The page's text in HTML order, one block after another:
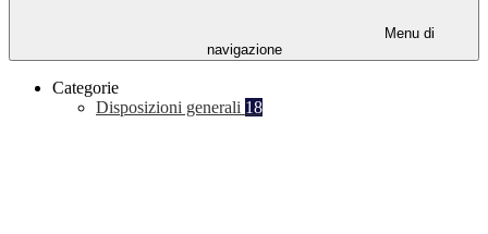
Menu di
navigazione
Categorie
Disposizioni generali 18